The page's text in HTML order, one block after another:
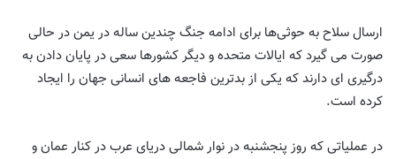
ارسال سلاح به حوثی‌ها برای ادامه جنگ چندین ساله در یمن در حالی
صورت می گیرد که ایالات متحده و دیگر کشورها سعی در پایان دادن به
درگیری ای دارند که یکی از بدترین فاجعه های انسانی جهان را ایجاد
کرده است.
در عملیاتی که روز پنجشنبه در نوار شمالی دریای عرب در کنار عمان و